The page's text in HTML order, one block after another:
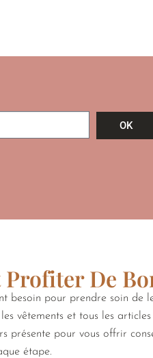
OK
Profiter De
pour prendre soin de
vêtements et tous les
pour vous offrir
étape.